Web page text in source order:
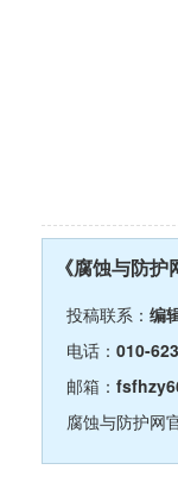
《腐蚀与防
投稿联系： 编
电话： 010-
邮箱：
腐蚀与防护网